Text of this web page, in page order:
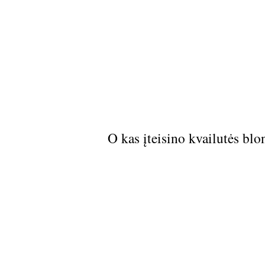
O kas įteisino kvailutės